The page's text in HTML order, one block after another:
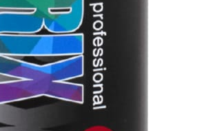
Контроль точного
(dE) по существующим ГОСТ
камень, штукатурка, Пластик,